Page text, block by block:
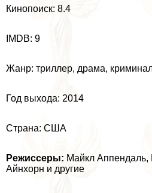
Кинопоиск: 8.4
IMDB: 9
Жанр: триллер, драма,
Год выхода: 2014
Страна: США
Режиссеры: Майкл Аппендаль,
Айнхорн и другие